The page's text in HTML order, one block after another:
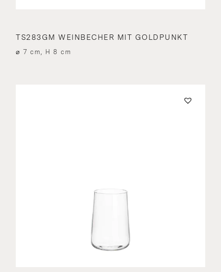
TS283GM WEINBECHER MIT GOLDPUNKT
⌀ 7 cm, H 8 cm